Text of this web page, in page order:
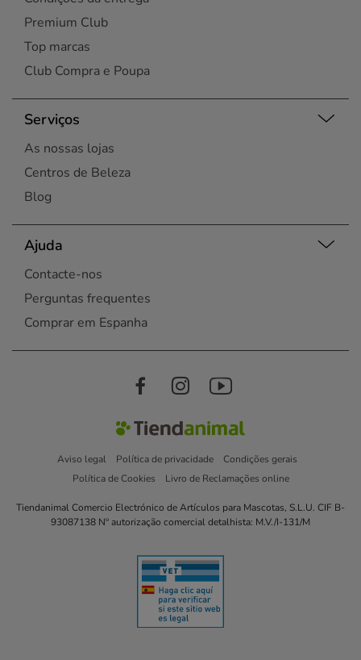
Premium Club
Top marcas
Club Compra e Poupa
Serviços
As nossas lojas
Centros de Beleza
Blog
Ajuda
Contacte-nos
Perguntas frequentes
Comprar em Espanha
Aviso legal Política de privacidade
Condições gerais
Política de Cookies
Livro de Reclamações online
Tiendanimal Comercio Electrónico de Artículos para Mascotas, S.L.U. CIF B-
93087138 Nº autorização comercial detalhista: M.V./I-131/M